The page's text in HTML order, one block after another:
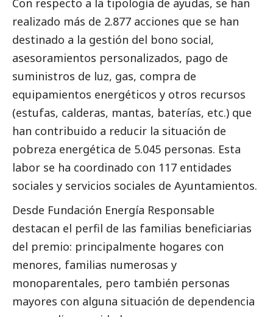
realizado más de 2.877 acciones que se han
destinado a la gestión del bono social,
asesoramientos personalizados, pago de
suministros de luz, gas, compra de
equipamientos energéticos y otros recursos
(estufas, calderas, mantas, baterías, etc.) que
han contribuido a reducir la situación de
pobreza energética de 5.045 personas. Esta
labor se ha coordinado con 117 entidades
sociales y servicios sociales de Ayuntamientos.
Desde Fundación Energía Responsable
destacan el perfil de las familias beneficiarias
del premio: principalmente hogares con
menores, familias numerosas y
monoparentales, pero también personas
mayores con alguna situación de dependencia